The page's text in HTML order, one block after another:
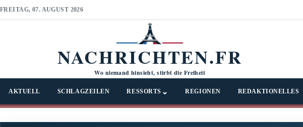
FREITAG, 07. AUGUST 2026
NACHRICHTEN.FR
Wo niemand hinsieht, stirbt die Freiheit
AKTUELL SCHLAGZEILEN RESSORTS ⌄ REGIONEN REDAKTIONELLES